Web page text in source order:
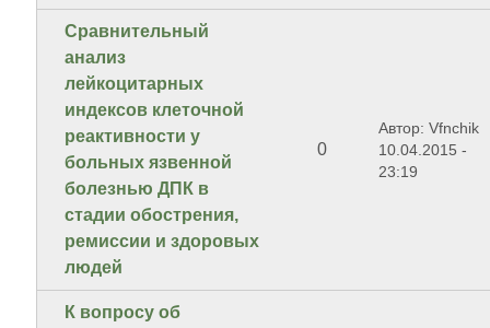
Сравнительный
анализ
лейкоцитарных
индексов клеточной
реактивности у
больных язвенной
болезнью ДПК в
стадии обострения,
ремиссии и здоровых
людей
0
Автор: Vfnchik
10.04.2015 -
23:19
К вопросу об